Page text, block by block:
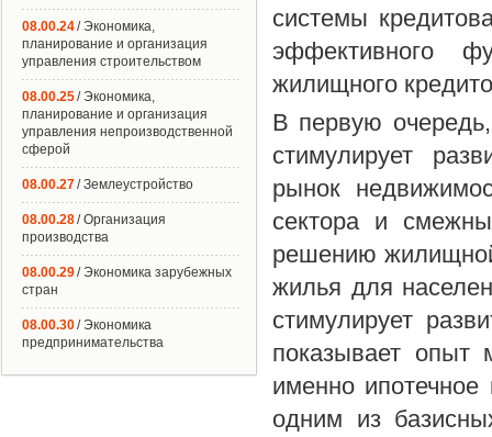
системы
эффективного
жилищного
В первую
стимулирует
рынок
сектора и
решению
жилья для
стимулирует
показывает опыт
именно ипотечное
одним из
08.00.24/ Экономика,
планирование и организация
управления строительством
08.00.25/ Экономика,
планирование и организация
управления непроизводственной
сферой
08.00.27/ Землеустройство
08.00.28/ Организация
производства
08.00.29/ Экономика зарубежных
стран
08.00.30/ Экономика
предпринимательства